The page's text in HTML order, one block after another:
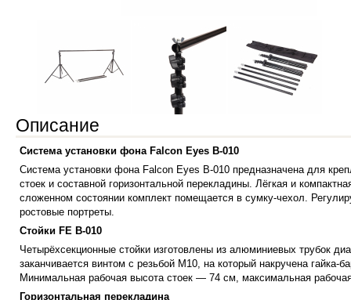
Описание
Система установки фона Falcon Eyes В-010
Система установки фона Falcon Eyes В-010 предназначена для
стоек и составной горизонтальной перекладины. Лёгкая и
сложенном состоянии комплект помещается в сумку-чехол.
ростовые портреты.
Стойки FE B-010
Четырёхсекционные стойки изготовлены из алюминиевых трубок
заканчивается винтом с резьбой М10, на который накручена
Минимальная рабочая высота стоек — 74 см, максимальная
Горизонтальная перекладина